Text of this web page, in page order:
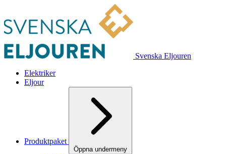
Svenska Eljouren
Elektriker
Eljour
Produktpaket
Öppna undermeny